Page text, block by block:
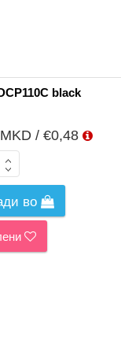
black
/ €0,48
во